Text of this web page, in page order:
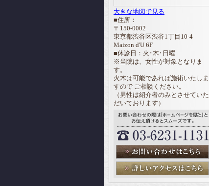
大きな地図で見る
■住所：
〒150-0002
東京都渋谷区渋谷1丁目10-4
Maizon d'U 6F
■休診日：火･木･日曜
※当院は、女性が対象となりま
す。
火木は可能であれば施術いたしま
すので ご相談ください。
（男性は紹介者のみとさせていた
だいております）